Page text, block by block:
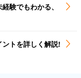
験でもわかる、
トを詳しく解説!